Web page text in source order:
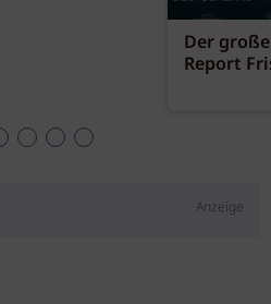
Der
Report
Anzeige